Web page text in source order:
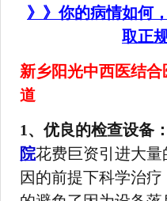
》》你的病情如何
取正
新乡阳光中西医结
道
1、优良的检查设备
院花费巨资引进大
因的前提下科学治